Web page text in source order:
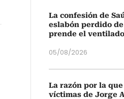
La confesión de
eslabón perdido
prende el
05/08/2026
La razón por la
víctimas de Jorge